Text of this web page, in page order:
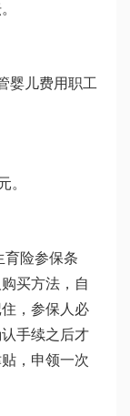
。
婴儿费用职工
。
育险参保条
买方法，自
，参保人必
手续之后才
，申领一次